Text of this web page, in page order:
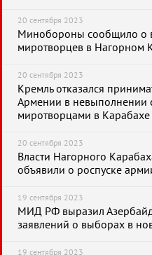
20 сентября 2023
Минобороны сообщило о
миротворцев в Нагорном
20 сентября 2023
Кремль отказался
Армении в невыполнении
миротворцами в Карабахе
20 сентября 2023
Власти Нагорного
объявили о роспуске
19 сентября 2023
МИД РФ выразил
заявлений о выборах в
19 сентября 2023